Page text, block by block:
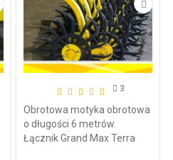
3
Obrotowa motyka obrotowa
o długości 6 metrów.
Łącznik Grand Max Terra